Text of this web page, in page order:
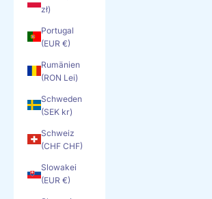
zł)
Portugal
(EUR €)
Rumänien
(RON Lei)
Schweden
(SEK kr)
Schweiz
(CHF CHF)
Slowakei
(EUR €)